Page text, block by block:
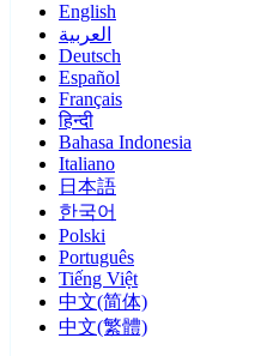
English
العربية
Deutsch
Español
Français
हिन्दी
Bahasa Indonesia
Italiano
日本語
한국어
Polski
Português
Tiếng Việt
中文(简体)
中文(繁體)